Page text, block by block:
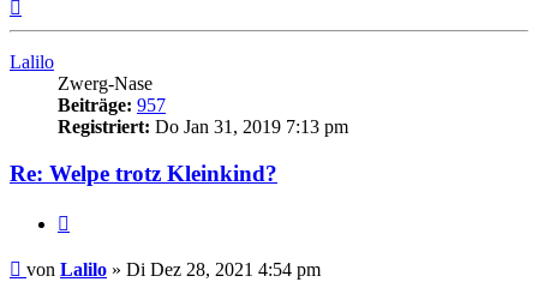
Lalilo
Zwerg-Nase
Beiträge: 957
Registriert: Do Jan 31, 2019 7:13 pm
Re: Welpe trotz Kleinkind?
Beitrag
von Lalilo » Di Dez 28, 2021 4:54 pm